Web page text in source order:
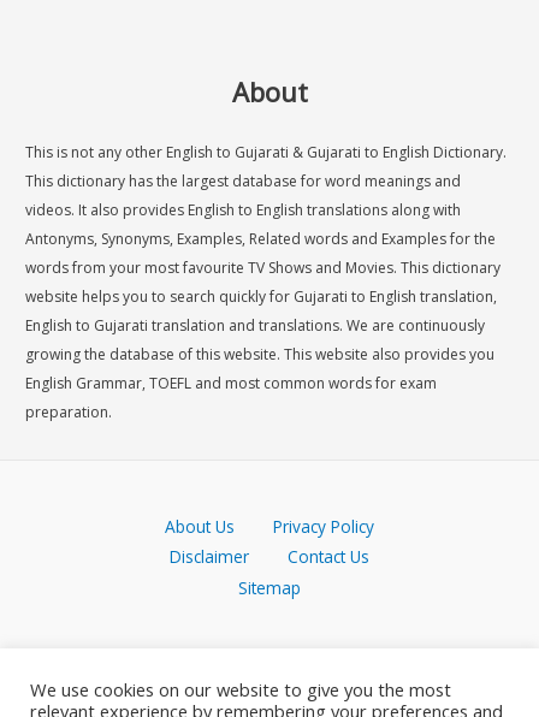
About
This is not any other English to Gujarati & Gujarati to English Dictionary.
This dictionary has the largest database for word meanings and
videos. It also provides English to English translations along with
Antonyms, Synonyms, Examples, Related words and Examples for the
words from your most favourite TV Shows and Movies. This dictionary
website helps you to search quickly for Gujarati to English translation,
English to Gujarati translation and translations. We are continuously
growing the database of this website. This website also provides you
English Grammar, TOEFL and most common words for exam
preparation.
About Us Privacy Policy
Disclaimer
Contact Us
Sitemap
We use cookies on our website to give you the most
relevant experience by remembering your preferences and